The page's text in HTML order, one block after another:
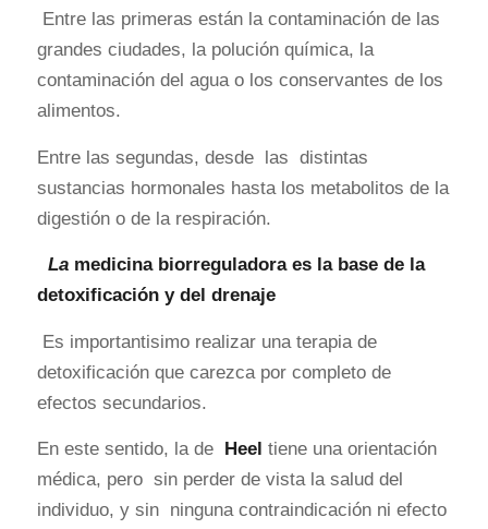
Entre las primeras están la contaminación de las
grandes ciudades, la polución química, la
contaminación del agua o los conservantes de los
alimentos.
Entre las segundas, desde las distintas
sustancias hormonales hasta los metabolitos de la
digestión o de la respiración.
Lamedicina biorreguladora es la base de la
detoxificación y del drenaje
Es importantisimo realizar una terapia de
detoxificación que carezca por completo de
efectos secundarios.
En este sentido, la de Heel tiene una orientación
médica, pero sin perder de vista la salud del
individuo, y sin ninguna contraindicación ni efecto